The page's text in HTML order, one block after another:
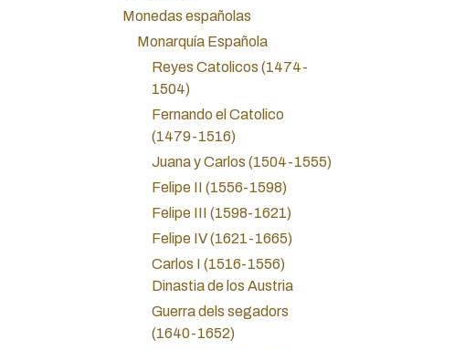
Monedas españolas
Monarquía Española
Reyes Catolicos (1474-
1504)
Fernando el Catolico
(1479-1516)
Juana y Carlos (1504-1555)
Felipe II (1556-1598)
Felipe III (1598-1621)
Felipe IV (1621-1665)
Carlos I (1516-1556)
Dinastia de los Austria
Guerra dels segadors
(1640-1652)